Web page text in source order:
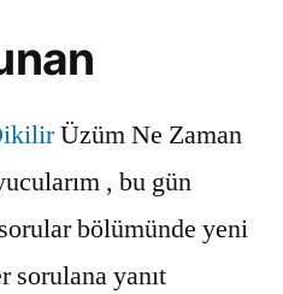
Üzüm Ne Zaman
, bu gün
bölümünde yeni
sorulana yanıt